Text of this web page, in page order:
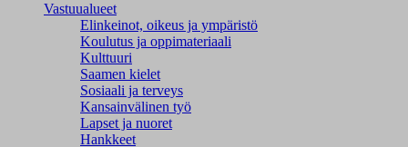
Vastuualueet
Elinkeinot, oikeus ja ympäristö
Koulutus ja oppimateriaali
Kulttuuri
Saamen kielet
Sosiaali ja terveys
Kansainvälinen työ
Lapset ja nuoret
Hankkeet